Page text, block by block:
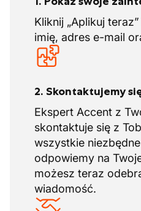
Kliknij „Aplikuj
imię, adres e-mail
2. Skontaktujemy
Ekspert Accent z
skontaktuje się z
wszystkie
odpowiemy na
możesz teraz
wiadomość.